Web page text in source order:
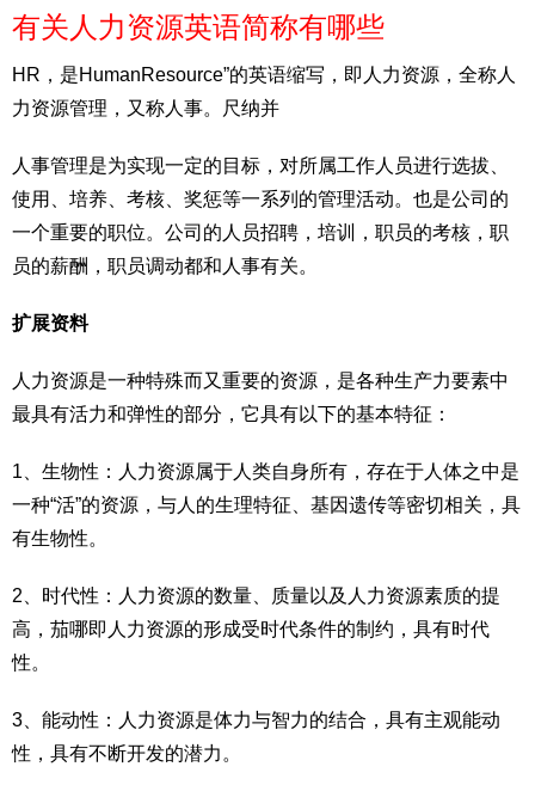
有关人力资源英语简称有哪些
HR，是HumanResource”的英语缩写，即人力资源，全称人
力资源管理，又称人事。尺纳并
人事管理是为实现一定的目标，对所属工作人员进行选拔、
使用、培养、考核、奖惩等一系列的管理活动。也是公司的
一个重要的职位。公司的人员招聘，培训，职员的考核，职
员的薪酬，职员调动都和人事有关。
扩展资料
人力资源是一种特殊而又重要的资源，是各种生产力要素中
最具有活力和弹性的部分，它具有以下的基本特征：
1、生物性：人力资源属于人类自身所有，存在于人体之中是
一种“活”的资源，与人的生理特征、基因遗传等密切相关，具
有生物性。
2、时代性：人力资源的数量、质量以及人力资源素质的提
高，茄哪即人力资源的形成受时代条件的制约，具有时代
性。
3、能动性：人力资源是体力与智力的结合，具有主观能动
性，具有不断开发的潜力。